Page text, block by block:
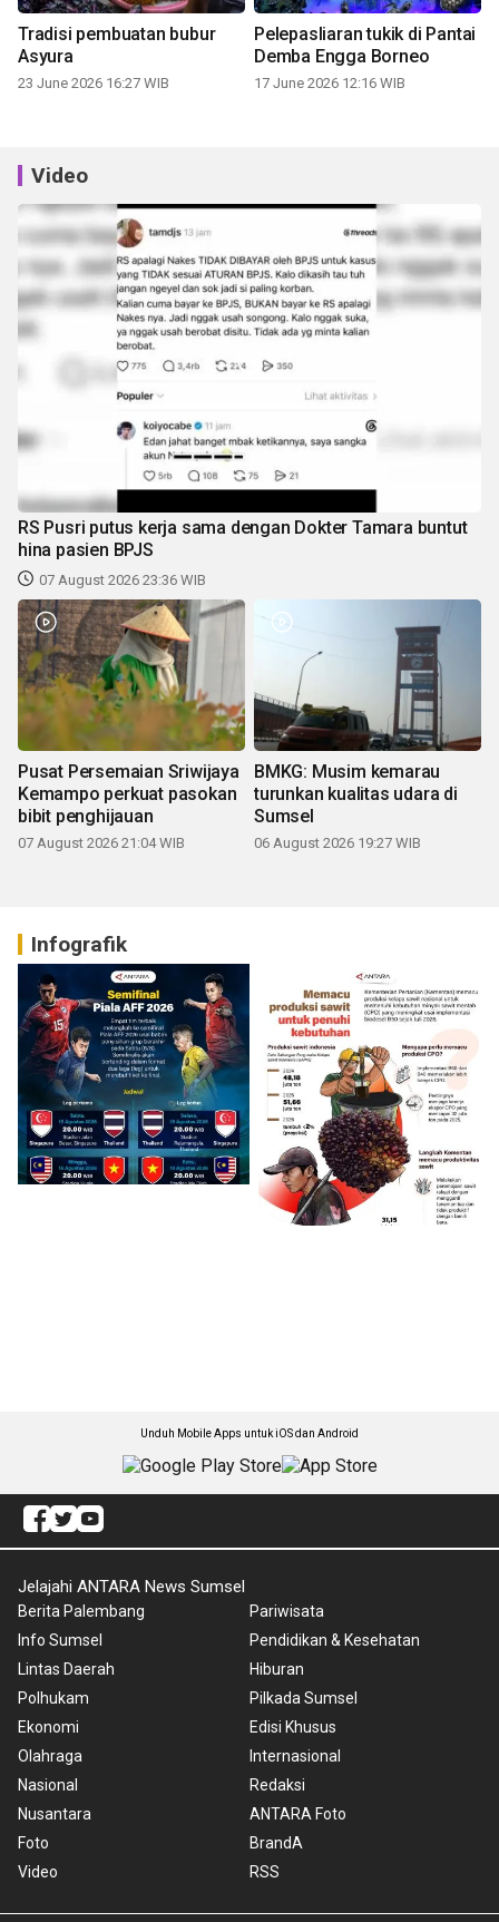
Tradisi pembuatan bubur
Asyura
23 June 2026 16:27 WIB
Pelepasliaran tukik di Pantai
Demba Engga Borneo
17 June 2026 12:16 WIB
Video
RS Pusri putus kerja sama dengan Dokter Tamara buntut
hina pasien BPJS
07 August 2026 23:36 WIB
Pusat Persemaian Sriwijaya
Kemampo perkuat pasokan
bibit penghijauan
07 August 2026 21:04 WIB
BMKG: Musim kemarau
turunkan kualitas udara di
Sumsel
06 August 2026 19:27 WIB
Infografik
Unduh Mobile Apps untuk iOS dan Android
Jelajahi ANTARA News Sumsel
Berita Palembang
Info Sumsel
Lintas Daerah
Polhukam
Ekonomi
Olahraga
Nasional
Nusantara
Foto
Video
Pariwisata
Pendidikan & Kesehatan
Hiburan
Pilkada Sumsel
Edisi Khusus
Internasional
Redaksi
ANTARA Foto
BrandA
RSS